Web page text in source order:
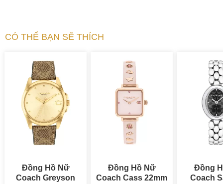
CÓ THỂ BẠN SẼ THÍCH
Đồng Hồ Nữ
Coach Greyson
Đồng Hồ Nữ
Coach Cass 22mm
Đồng
Coach